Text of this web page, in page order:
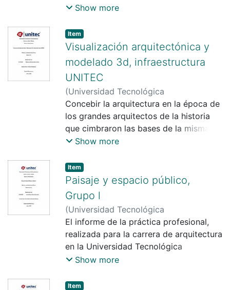
de la práctica profesional, previo a la
arquitecta. La misma fue realizada en la
empresa de raíces
Show more
Item
Visualización arquitectónica y
modelado 3d, infraestructura
UNITEC
(Universidad Tecnológica
Centroamericana UNITEC)Mariela
Antonia Amaya López;Yohandy
Rodríguez
Concebir la arquitectura en la época de
los grandes arquitectos de la historia
que cimbraron las bases de la misma a
través del expresionismo gráfico, es
hoy en día. Los nuevos avances
tecnológicos del diseño digital
Show more
Item
Paisaje y espacio público,
Grupo l
(Universidad Tecnológica
Centroamericana UNITEC)Jenny Paola
Ochoa Navarro;Suany Beatriz Aguirre
Moreno
El informe de la práctica profesional,
realizada para la carrera de arquitectura
en la Universidad Tecnológica
Centroamericana (UNITEC), tiene como
adquiridos durante el tiempo de
Show more
Item